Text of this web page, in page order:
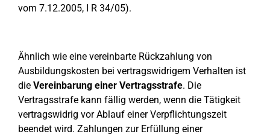
vom 7.12.2005, I R 34/05).
Ähnlich wie eine vereinbarte Rückzahlung von
Ausbildungskosten bei vertragswidrigem Verhalten ist
die Vereinbarung einer Vertragsstrafe. Die
Vertragsstrafe kann fällig werden, wenn die Tätigkeit
vertragswidrig vor Ablauf einer Verpflichtungszeit
beendet wird. Zahlungen zur Erfüllung einer